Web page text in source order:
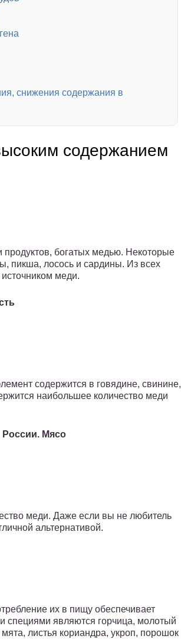
снижения содержания в
содержанием
продуктов, богатых медью. Некоторые
пикша, лосось и сардины. Из всех
меди.
содержится в говядине, свинине,
наибольшее количество меди
России. Мясо
меди. Даже если вы не любитель
альтернативой.
их в пищу обеспечивает
специями являются горчица, молотый
листья кориандра, укроп, порошок